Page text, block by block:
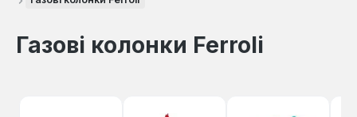
Газові колонки Ferroli